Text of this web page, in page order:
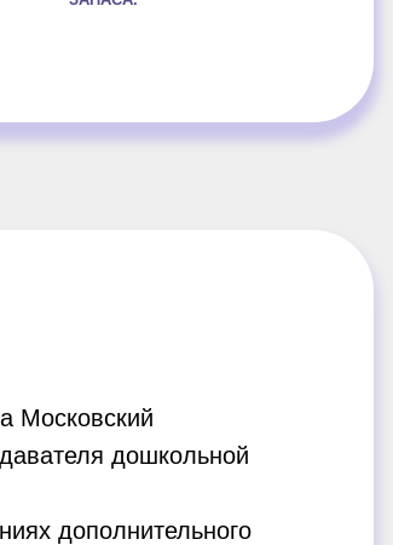
Московский
дошкольной
дополнительного